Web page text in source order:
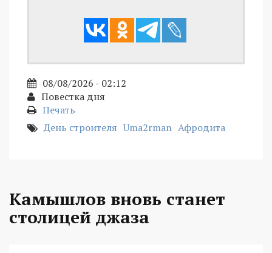
08/08/2026 - 02:12
Повестка дня
Печать
День строителя Uma2rman Афродита
Камышлов вновь станет
столицей джаза